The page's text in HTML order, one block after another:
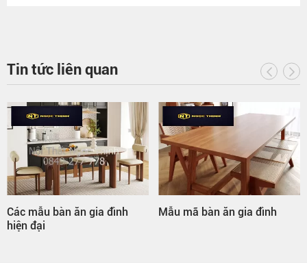
Tin tức liên quan
Mẫu mã bàn ăn gia đình Bàn ăn gia đình hình tròn